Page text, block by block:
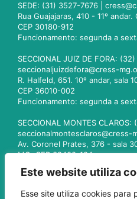
Este website utiliza
Esse site utiliza cookies para
SEDE: (31) 3527-7676 |
Rua Guajajaras, 410 - 11º
CEP 30180-912
Funcionamento: segunda a
SECCIONAL JUIZ DE FORA: (32)
seccionaljuizdefora@cress-
R. Halfeld, 651. 10º andar, sala
CEP 36010-002
Funcionamento: segunda a
SECCIONAL MONTES CLAROS:
seccionalmontesclaros@cress-
Av. Coronel Prates, 376 - sala
MG. CEP 39400-104